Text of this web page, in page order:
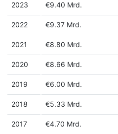
2023 €9.40 Mrd.
2022 €9.37 Mrd.
2021 €8.80 Mrd.
2020 €8.66 Mrd.
2019 €6.00 Mrd.
2018 €5.33 Mrd.
2017 €4.70 Mrd.